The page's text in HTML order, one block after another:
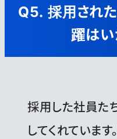
Q5. 採用され
躍は
採用した社員た
してくれています。